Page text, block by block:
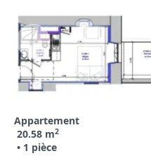
Appartement
20.58 m2
• 1 pièce